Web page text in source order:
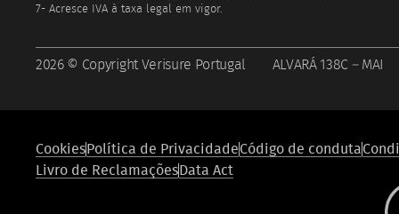
7- Acresce IVA à taxa legal em vigor.
2026 © Copyright Verisure Portugal ALVARÁ 138C – MAI
Footer
legal
Cookies Política de PrivacidadeCódigo de conduta
Livro de Reclamações Data Act